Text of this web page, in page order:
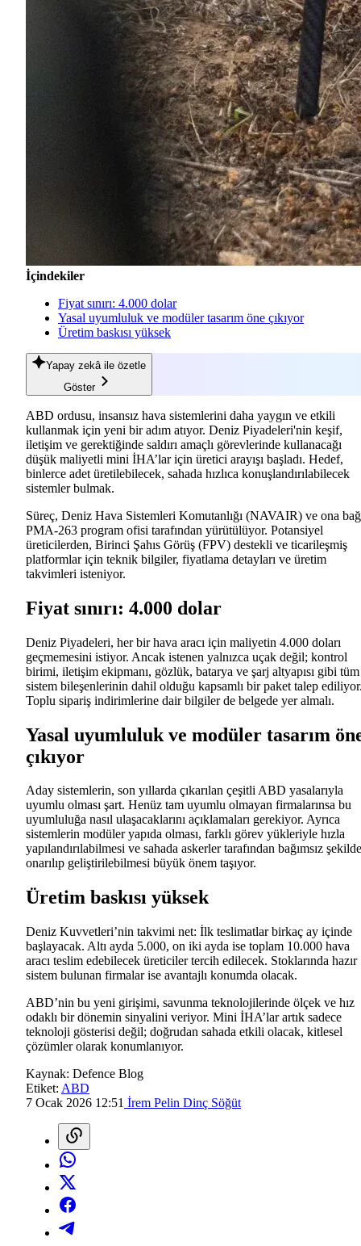
İçindekiler
Fiyat sınırı: 4.000 dolar
Yasal uyumluluk ve modüler tasarım öne çıkıyor
Üretim baskısı yüksek
Yapay zekâ ile özetle
Göster
ABD ordusu, insansız hava sistemlerini daha yaygın ve etkili
kullanmak için yeni bir adım atıyor. Deniz Piyadeleri'nin keşif,
iletişim ve gerektiğinde saldırı amaçlı görevlerinde kullanacağı
düşük maliyetli mini İHA’lar için üretici arayışı başladı. Hedef,
binlerce adet üretilebilecek, sahada hızlıca konuşlandırılabilecek
sistemler bulmak.
Süreç, Deniz Hava Sistemleri Komutanlığı (NAVAIR) ve ona
PMA-263 program ofisi tarafından yürütülüyor. Potansiyel
üreticilerden, Birinci Şahıs Görüş (FPV) destekli ve ticarileşmiş
platformlar için teknik bilgiler, fiyatlama detayları ve üretim
takvimleri isteniyor.
Fiyat sınırı: 4.000 dolar
Deniz Piyadeleri, her bir hava aracı için maliyetin 4.000 doları
geçmemesini istiyor. Ancak istenen yalnızca uçak değil; kontrol
birimi, iletişim ekipmanı, gözlük, batarya ve şarj altyapısı gibi tüm
sistem bileşenlerinin dahil olduğu kapsamlı bir paket talep
Toplu sipariş indirimlerine dair bilgiler de belgede yer almalı.
Yasal uyumluluk ve modüler tasarım
çıkıyor
Aday sistemlerin, son yıllarda çıkarılan çeşitli ABD yasalarıyla
uyumlu olması şart. Henüz tam uyumlu olmayan firmalarınsa bu
uyumluluğa nasıl ulaşacaklarını açıklamaları gerekiyor. Ayrıca
sistemlerin modüler yapıda olması, farklı görev yükleriyle hızla
yapılandırılabilmesi ve sahada askerler tarafından bağımsız şekilde
onarılıp geliştirilebilmesi büyük önem taşıyor.
Üretim baskısı yüksek
Deniz Kuvvetleri’nin takvimi net: İlk teslimatlar birkaç ay içinde
başlayacak. Altı ayda 5.000, on iki ayda ise toplam 10.000 hava
aracı teslim edebilecek üreticiler tercih edilecek. Stoklarında hazır
sistem bulunan firmalar ise avantajlı konumda olacak.
ABD’nin bu yeni girişimi, savunma teknolojilerinde ölçek ve hız
odaklı bir dönemin sinyalini veriyor. Mini İHA’lar artık sadece
teknoloji gösterisi değil; doğrudan sahada etkili olacak, kitlesel
çözümler olarak konumlanıyor.
Kaynak: Defence Blog
Etiket: ABD
7 Ocak 2026 12:51 İrem Pelin Dinç Söğüt